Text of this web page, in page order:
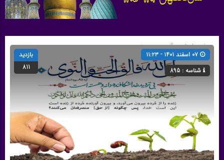
صفحه اصلی» گروه »حدیث
شناسه : 895
بازدید
811